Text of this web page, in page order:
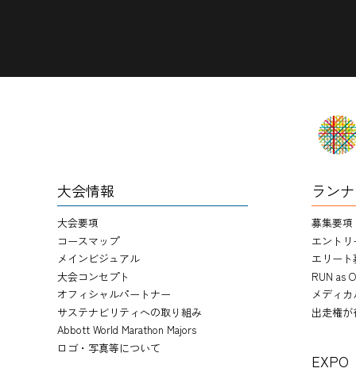
大会情報
大会要項
コースマップ
メインビジュアル
大会コンセプト
オフィシャルパートナー
サステナビリティへの取り組み
Abbott World Marathon Majors
ロゴ・写真等について
ラン
募集要項
エント
エリー
RUN as
メディ
出走権
EXPO